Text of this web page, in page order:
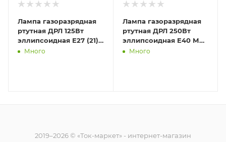
Лампа газоразрядная
ртутная ДРЛ 125Вт
эллипсоидная E27 (21)
Лисма 381009200
Много
Лампа газоразрядная
ртутная ДРЛ 250Вт
эллипсоидная E40 М
(21) Лисма 382023100
Много
2019–2026 © «Ток-маркет» - интернет-магазин